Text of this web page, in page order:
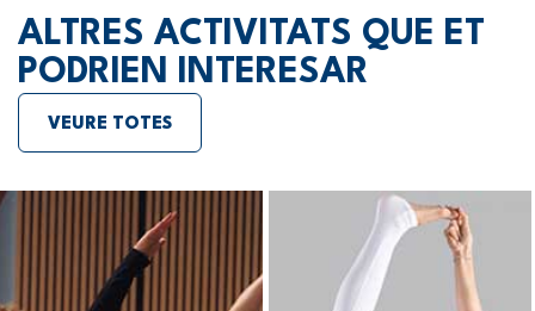
ALTRES ACTIVITATS QUE ET
PODRIEN INTERESAR
VEURE TOTES